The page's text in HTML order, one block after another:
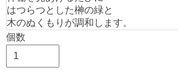
はつらつとした榊の緑と
木のぬくもりが調和します。
個数